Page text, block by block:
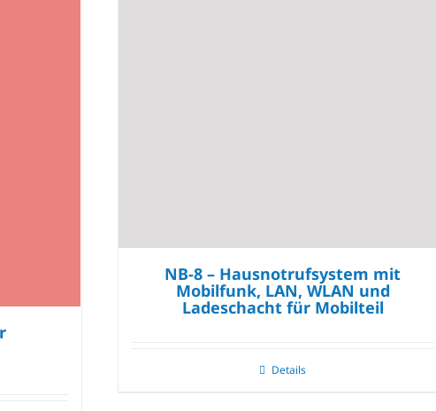
NB-8 – Hausnotrufsystem mit
Mobilfunk, LAN, WLAN und
Ladeschacht für Mobilteil
Details